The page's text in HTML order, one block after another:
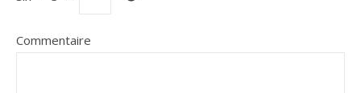
Commentaire